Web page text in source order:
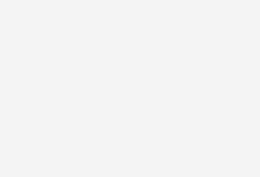
Personnalisez vos